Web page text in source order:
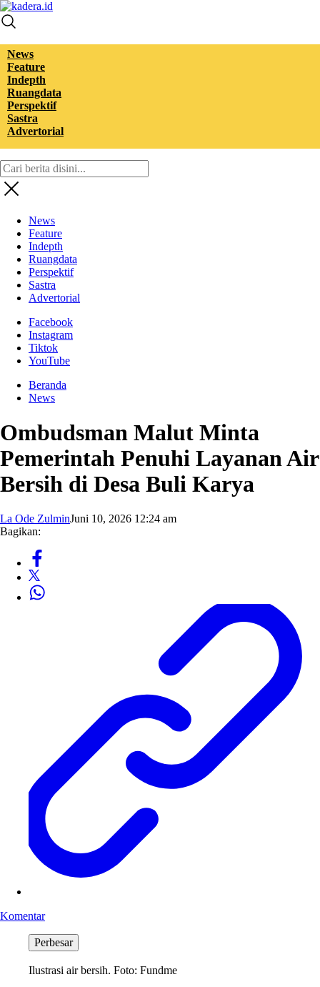
kadera.id
Tempat bertutur
News
Feature
Indepth
Ruangdata
Perspektif
Sastra
Advertorial
News
Feature
Indepth
Ruangdata
Perspektif
Sastra
Advertorial
Facebook
Instagram
Tiktok
YouTube
Beranda
News
Ombudsman Malut Minta
Pemerintah Penuhi Layanan Air
Bersih di Desa Buli Karya
La Ode ZulminJuni 10, 2026 12:24 am
Bagikan:
Komentar
Perbesar
Ilustrasi air bersih. Foto: Fundme